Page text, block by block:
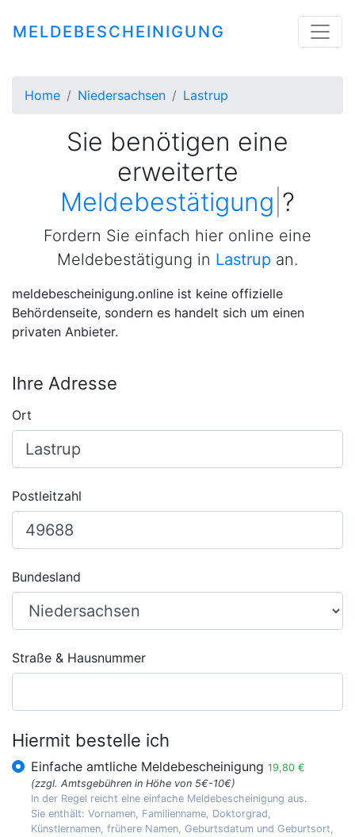
MELDEBESCHEINIGUNG
Home Niedersachsen Lastrup
Sie benötigen eine
erweiterte
|?
Fordern Sie einfach hier online eine
Meldebestätigung in Lastrup an.
meldebescheinigung.online ist keine offizielle
Behördenseite, sondern es handelt sich um einen
privaten Anbieter.
Ihre Adresse
Ort
Postleitzahl
Bundesland
Straße & Hausnummer
Hiermit bestelle ich
Einfache amtliche Meldebescheinigung 19,80 €
(zzgl. Amtsgebühren in Höhe von 5€-10€)
In der Regel reicht eine einfache Meldebescheinigung aus.
Sie enthält: Vornamen, Familienname, Doktorgrad,
Künstlernamen, frühere Namen, Geburtsdatum und Geburtsort,